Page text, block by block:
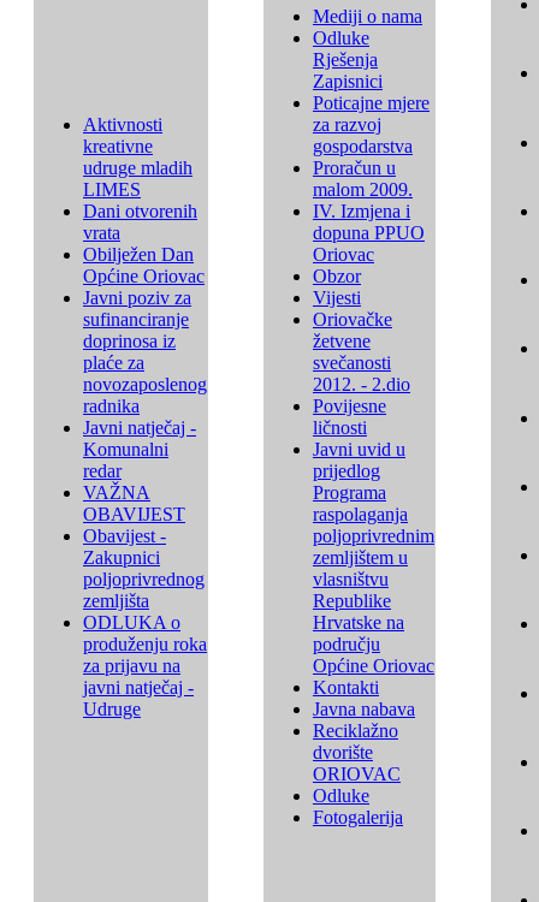
Aktivnosti
kreativne
udruge mladih
LIMES
Dani otvorenih
vrata
Obilježen Dan
Općine Oriovac
Javni poziv za
sufinanciranje
doprinosa iz
plaće za
novozaposlenog
radnika
Javni natječaj -
Komunalni
redar
VAŽNA
OBAVIJEST
Obavijest -
Zakupnici
poljoprivrednog
zemljišta
ODLUKA o
produženju roka
za prijavu na
javni natječaj -
Udruge
Mediji o nama
Odluke
Rješenja
Zapisnici
Poticajne mjere
za razvoj
gospodarstva
Proračun u
malom 2009.
IV. Izmjena i
dopuna PPUO
Oriovac
Obzor
Vijesti
Oriovačke
žetvene
svečanosti
2012. - 2.dio
Povijesne
ličnosti
Javni uvid u
prijedlog
Programa
raspolaganja
poljoprivrednim
zemljištem u
vlasništvu
Republike
Hrvatske na
području
Općine Oriovac
Kontakti
Javna nabava
Reciklažno
dvorište
ORIOVAC
Odluke
Fotogalerija